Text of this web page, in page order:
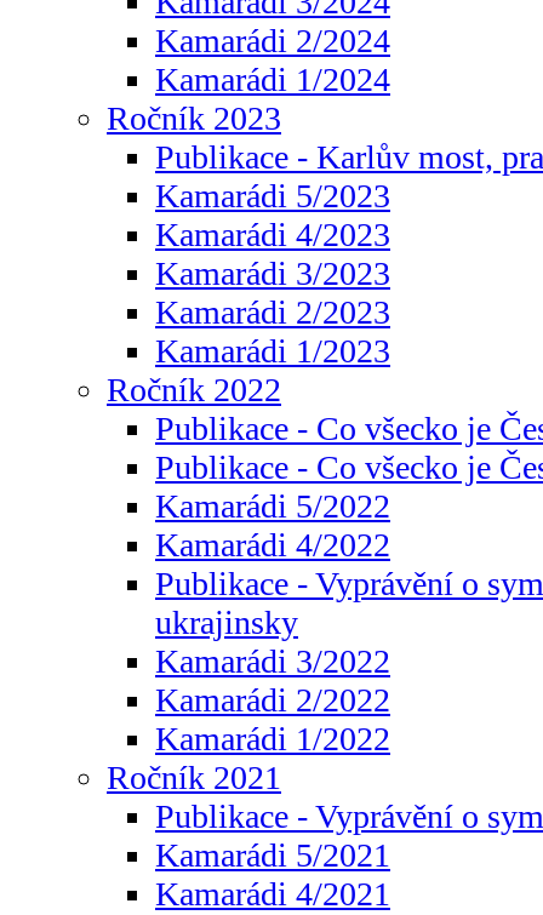
Kamarádi 2/2024
Kamarádi 1/2024
Ročník 2023
Publikace - Karlův most,
Kamarádi 5/2023
Kamarádi 4/2023
Kamarádi 3/2023
Kamarádi 2/2023
Kamarádi 1/2023
Ročník 2022
Publikace - Co všecko je
Publikace - Co všecko je
Kamarádi 5/2022
Kamarádi 4/2022
Publikace - Vyprávění o
ukrajinsky
Kamarádi 3/2022
Kamarádi 2/2022
Kamarádi 1/2022
Ročník 2021
Publikace - Vyprávění o
Kamarádi 5/2021
Kamarádi 4/2021